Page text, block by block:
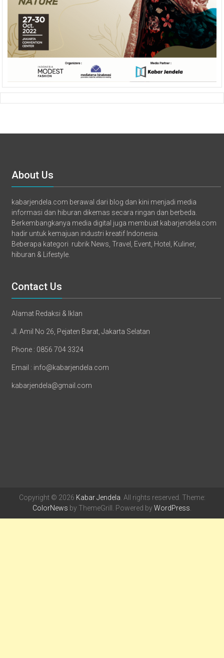
About Us
kabarjendela.com berawal dari blog dan kini menjadi media
informasi dan hiburan dikemas secara ringan dan berbeda.
Berkembangkanya media digital juga membuat kabarjendela.com
hadir untuk kemajuan industri kreatif Indonesia.
Beberapa kategori rubrik News, Travel, Event, Hotel, Kuliner,
hiburan & Lifestyle.
Contact Us
Alamat Redaksi & Iklan
Jl. Amil No 26, Pejaten Barat, Jakarta Selatan
Phone : 0856 704 3324
Email : info@kabarjendela.com
kabarjendela@gmail.com
Copyright © 2026 Kabar Jendela . All rights reserved. Theme:
ColorNews by ThemeGrill. Powered byWordPress